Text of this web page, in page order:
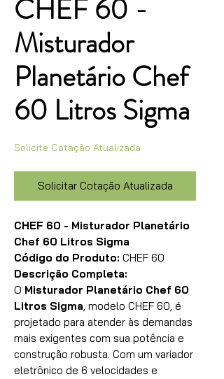
CHEF 60 -
Misturador
Planetário Chef
60 Litros Sigma
Solicite Cotação Atualizada
Solicitar Cotação Atualizada
CHEF 60 - Misturador Planetário
Chef 60 Litros Sigma
Código do Produto: CHEF 60
Descrição Completa:
O Misturador Planetário Chef 60
Litros Sigma, modelo CHEF 60, é
projetado para atender às demandas
mais exigentes com sua potência e
construção robusta. Com um variador
eletrônico de 6 velocidades e